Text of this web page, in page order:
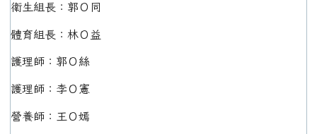
衛生組長：郭Ｏ同
體育組長：林Ｏ益
護理師：郭Ｏ絲
護理師：李Ｏ憲
營養師：王Ｏ嫣